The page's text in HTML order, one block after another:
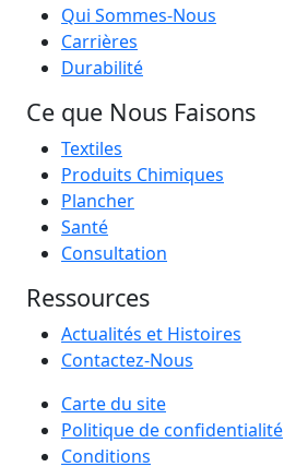
Qui Sommes-Nous
Carrières
Durabilité
Ce que Nous Faisons
Textiles
Produits Chimiques
Plancher
Santé
Consultation
Ressources
Actualités et Histoires
Contactez-Nous
Carte du site
Politique de confidentialité
Conditions